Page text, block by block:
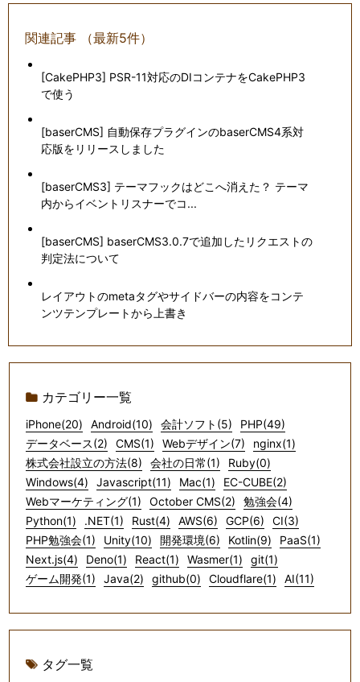
関連記事 （最新5件）
[CakePHP3] PSR-11対応のDIコンテナをCakePHP3
で使う
[baserCMS] 自動保存プラグインのbaserCMS4系対
応版をリリースしました
[baserCMS3] テーマフックはどこへ消えた？ テーマ
内からイベントリスナーでコ...
[baserCMS] baserCMS3.0.7で追加したリクエストの
判定法について
レイアウトのmetaタグやサイドバーの内容をコンテ
ンツテンプレートから上書き
カテゴリー一覧
iPhone(20) Android(10) 会計ソフト(5)
PHP(49)
データベース(2)
CMS(1) Webデザイン(7)
nginx(1)
株式会社設立の方法(8)
会社の日常(1)
Ruby(0)
Windows(4)
Javascript(11) Mac(1)
EC-CUBE(2)
Webマーケティング(1)
October CMS(2)
勉強会(4)
Python(1)
.NET(1) Rust(4) AWS(6) GCP(6)
CI(3)
PHP勉強会(1)
Unity(10) 開発環境(6) Kotlin(9)
PaaS(1)
Next.js(4)
Deno(1) React(1) Wasmer(1)
git(1)
ゲーム開発(1)
Java(2) github(0) Cloudflare(1) AI(11)
タグ一覧